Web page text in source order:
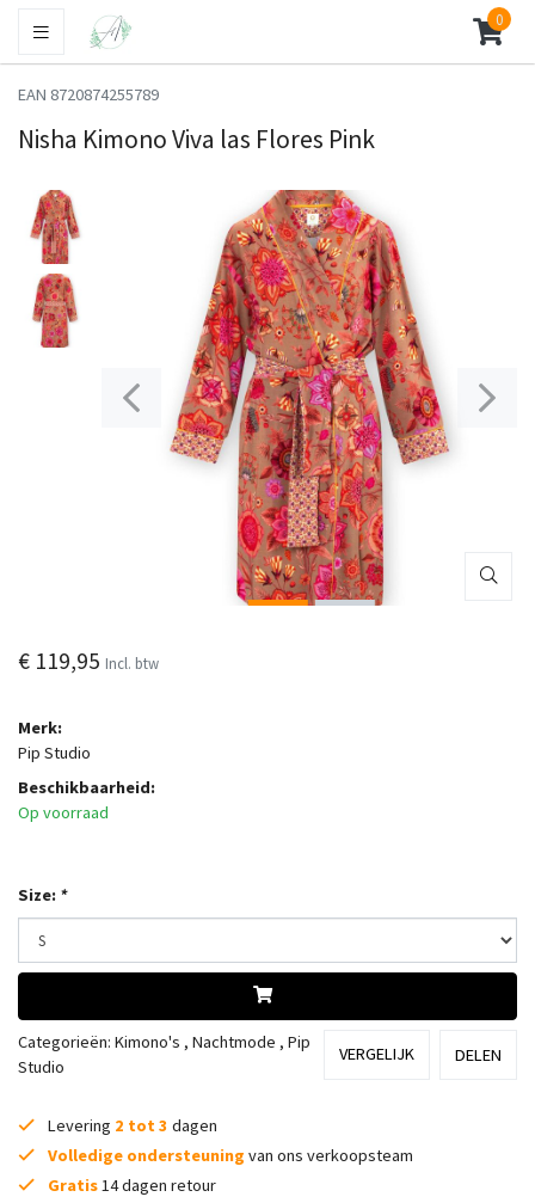
0
EAN 8720874255789
Nisha Kimono Viva las Flores Pink
€ 119,95 Incl. btw
Merk:
Pip Studio
Beschikbaarheid:
Op voorraad
Size: *
Categorieën: Kimono's , Nachtmode , Pip
Studio
VERGELIJK DELEN
Levering 2 tot 3 dagen
Volledige ondersteuning van ons verkoopsteam
Gratis14 dagen retour